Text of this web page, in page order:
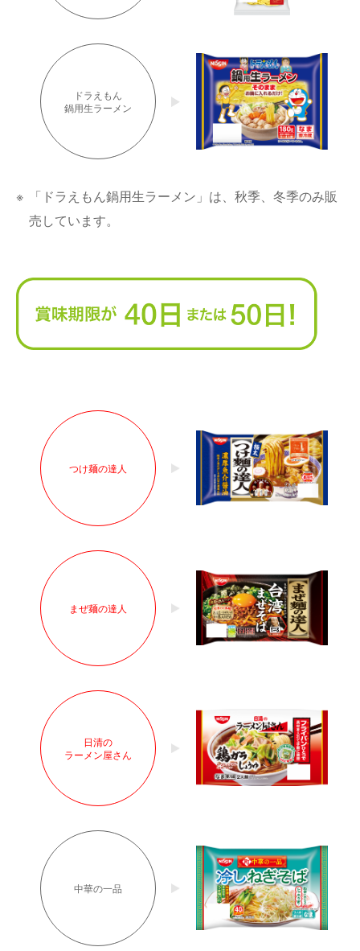
ドラえもん
鍋用生ラーメン
※
「ドラえもん鍋用生ラーメン」は、秋季、冬季のみ販
売しています。
つけ麺の達人
まぜ麺の達人
日清の
ラーメン屋さん
中華の一品